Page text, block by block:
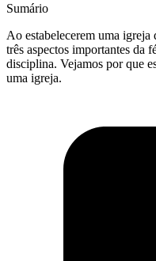
Sumário
Ao estabelecerem uma igreja
três aspectos importantes da
disciplina. Vejamos por que
uma igreja.